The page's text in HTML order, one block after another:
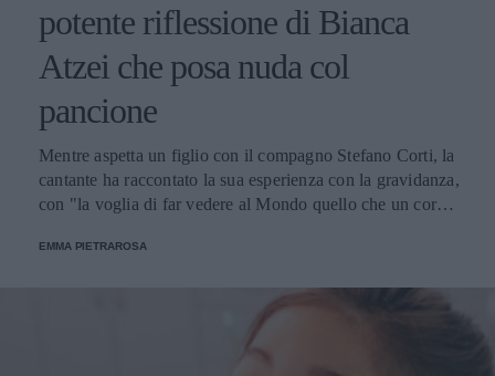
potente riflessione di Bianca
Atzei che posa nuda col
pancione
Mentre aspetta un figlio con il compagno Stefano Corti, la
cantante ha raccontato la sua esperienza con la gravidanza,
con "la voglia di far vedere al Mondo quello che un corpo
EMMA PIETRAROSA